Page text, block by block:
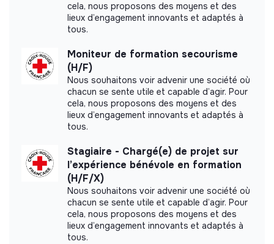
Website
Nonprofit organization
Between 15 and 50
Impact study
Label Vie did not yet communicate its impact
measurement.
Labels and certifications
This structure did not communicate to us the
labels or certifications that it was able to obtain.
cela, nous proposons des moyens et des
lieux d’engagement innovants et adaptés à
tous.
Moniteur de formation secourisme
(H/F)
Nous souhaitons voir advenir une société où
chacun se sente utile et capable d’agir. Pour
cela, nous proposons des moyens et des
lieux d’engagement innovants et adaptés à
tous.
Stagiaire - Chargé(e) de projet sur
l’expérience bénévole en formation
(H/F/X)
Nous souhaitons voir advenir une société où
chacun se sente utile et capable d’agir. Pour
cela, nous proposons des moyens et des
lieux d’engagement innovants et adaptés à
tous.